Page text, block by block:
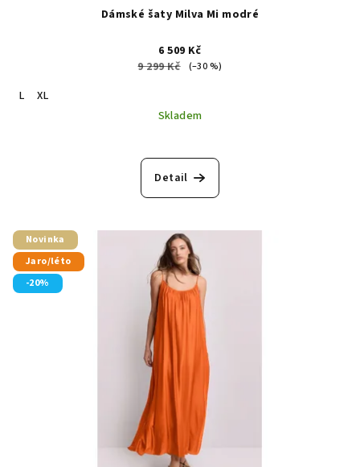
Dámské šaty Milva Mi modré
6 509 Kč
9 299 Kč
(–30 %)
L
XL
Skladem
Detail
Novinka
Jaro/léto
-20%